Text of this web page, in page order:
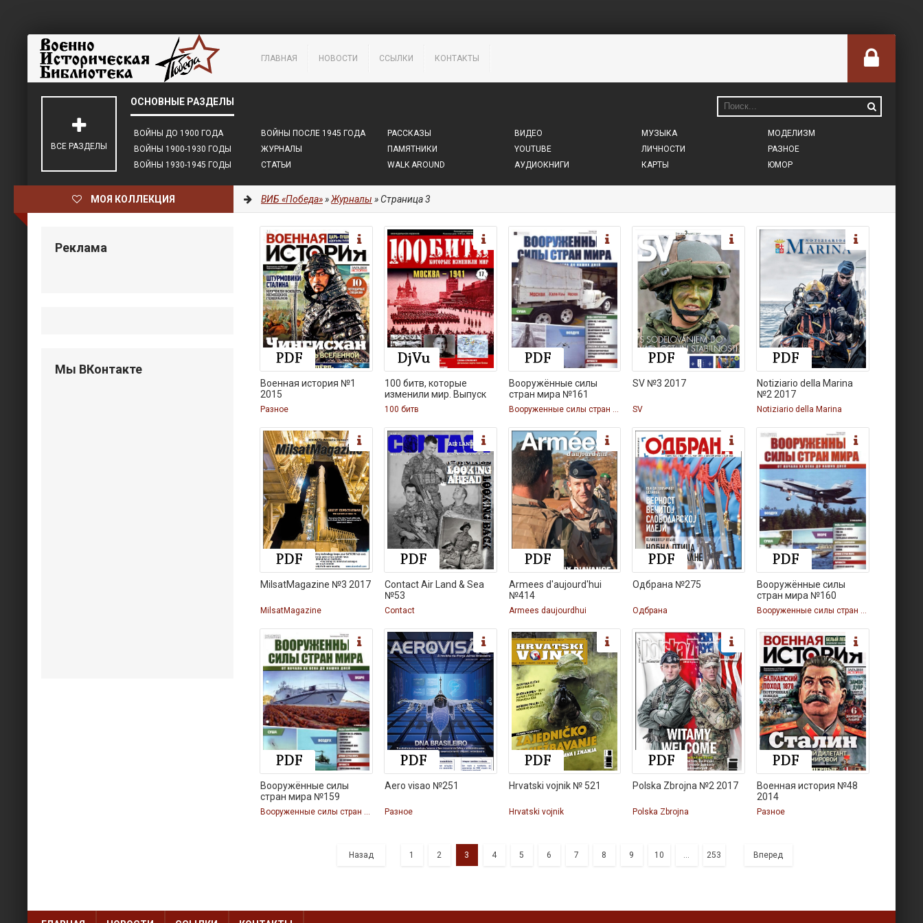
ГЛАВНАЯ НОВОСТИ ССЫЛКИ КОНТАКТЫ
ВОЙНЫ ДО 1900 ГОДА
ВОЙНЫ 1900-1930 ГОДЫ
ВОЙНЫ 1930-1945 ГОДЫ
ВОЙНЫ ПОСЛЕ 1945 ГОДА
ЖУРНАЛЫ
СТАТЬИ
РАССКАЗЫ
ПАМЯТНИКИ
WALK AROUND
ВИДЕО
YOUTUBE
АУДИОКНИГИ
МУЗЫКА
ЛИЧНОСТИ
КАРТЫ
МОДЕЛИЗМ
РАЗНОЕ
ЮМОР
ВСЕ РАЗДЕЛЫ
МОЯ КОЛЛЕКЦИЯ ВИБ «Победа»»Журналы » Страница 3
Военная история №1
2015
Разное
100 битв, которые
изменили мир. Выпуск
100 битв
Вооружённые силы
стран мира №161
Вооруженные силы стран мира
SV №3 2017
SV
Notiziario della Marina
№2 2017
Notiziario della Marina
MilsatMagazine №3 2017
MilsatMagazine
Contact Air Land & Sea
№53
Contact
Armees d'aujourd'hui
№414
Armees daujourdhui
Одбрана №275
Одбрана
Вооружённые силы
стран мира №160
Вооруженные силы стран мира
Вооружённые силы
стран мира №159
Вооруженные силы стран мира
Aero visao №251
Разное
Hrvatski vojnik № 521
Hrvatski vojnik
Polska Zbrojna №2 2017
Polska Zbrojna
Военная история №48
2014
Разное
Назад 1 2 3 4 5 6 7 8 9 10 ... 253 Вперед
Реклама
Мы ВКонтакте